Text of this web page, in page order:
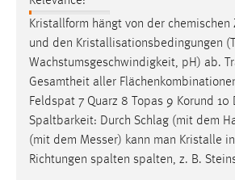
Kristallform hängt von der chemischen
und den Kristallisationsbedingungen
Wachstumsgeschwindigkeit, pH) ab.
Gesamtheit aller
Feldspat 7 Quarz 8 Topas 9 Korund 10
Spaltbarkeit: Durch Schlag (mit dem
(mit dem Messer) kann man Kristalle
Richtungen spalten spalten, z. B.